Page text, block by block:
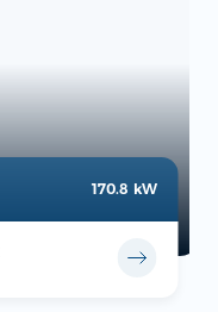
170.8 kW